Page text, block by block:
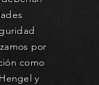
por
como
y